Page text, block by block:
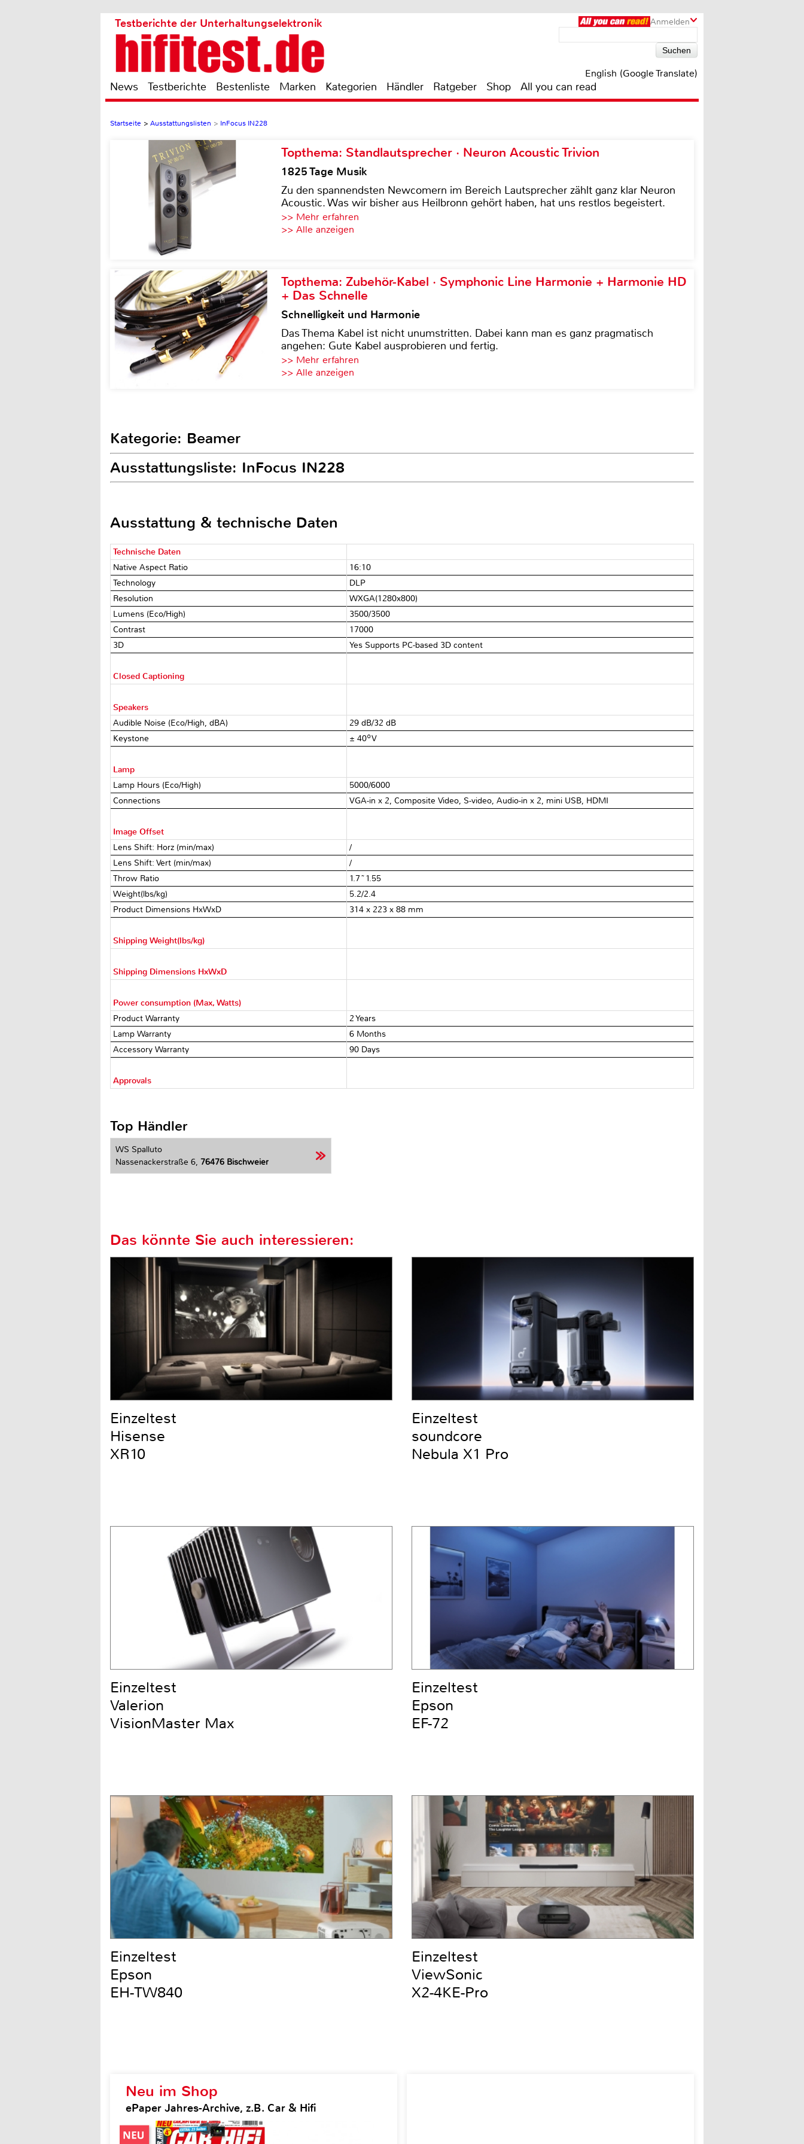
Anmelden
Testberichte der Unterhaltungselektronik
English (Google Translate)
News Testberichte Bestenliste Marken Kategorien Händler Ratgeber Shop All you can read
Startseite > Ausstattungslisten > InFocus IN228
Topthema: Standlautsprecher · Neuron Acoustic Trivion
1825 Tage Musik
Zu den spannendsten Newcomern im Bereich Lautsprecher zählt ganz klar Neuron
Acoustic. Was wir bisher aus Heilbronn gehört haben, hat uns restlos begeistert.
>> Mehr erfahren
>> Alle anzeigen
Topthema: Zubehör-Kabel · Symphonic Line Harmonie + Harmonie HD
+ Das Schnelle
Schnelligkeit und Harmonie
Das Thema Kabel ist nicht unumstritten. Dabei kann man es ganz pragmatisch
angehen: Gute Kabel ausprobieren und fertig.
>> Mehr erfahren
>> Alle anzeigen
Kategorie: Beamer
Ausstattungsliste: InFocus IN228
Ausstattung & technische Daten
Technische Daten
Native Aspect Ratio
16:10
Technology
DLP
Resolution
WXGA(1280x800)
Lumens (Eco/High)
3500/3500
Contrast
17000
3D
Yes Supports PC-based 3D content
Closed Captioning
Speakers
Audible Noise (Eco/High, dBA)
29 dB/32 dB
Keystone
± 40ºV
Lamp
Lamp Hours (Eco/High)
5000/6000
Connections
VGA-in x 2, Composite Video, S-video, Audio-in x 2, mini USB, HDMI
Image Offset
Lens Shift: Horz (min/max)
/
Lens Shift: Vert (min/max)
/
Throw Ratio
1.7~1.55
Weight(lbs/kg)
5.2/2.4
Product Dimensions HxWxD
314 x 223 x 88 mm
Shipping Weight(lbs/kg)
Shipping Dimensions HxWxD
Power consumption (Max, Watts)
Product Warranty
2 Years
Lamp Warranty
6 Months
Accessory Warranty
90 Days
Approvals
Top Händler
WS Spalluto
Nassenackerstraße 6, 76476 Bischweier
Neu im Shop
ePaper Jahres-Archive, z.B. Car & Hifi
Das könnte Sie auch interessieren:
Einzeltest
Hisense
XR10
Einzeltest
soundcore
Nebula X1 Pro
Einzeltest
Valerion
VisionMaster Max
Einzeltest
Epson
EF-72
Einzeltest
Epson
EH-TW840
Einzeltest
ViewSonic
X2-4KE-Pro